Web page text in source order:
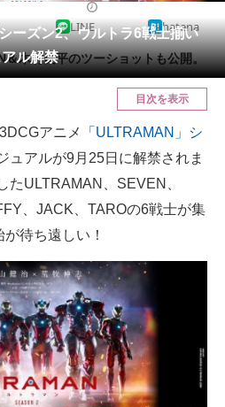
ーズン2、ウルトラ6戦士揃い
ル解禁
LINE hatena
木村良平のツーショットも公開。
目次を表示
アニメ
「ULTRAMAN」シ
ュアルが9月25日に解禁されま
たULTRAMAN、SEVEN、
、JACK、TAROの6戦士が集
待ち遠しい！